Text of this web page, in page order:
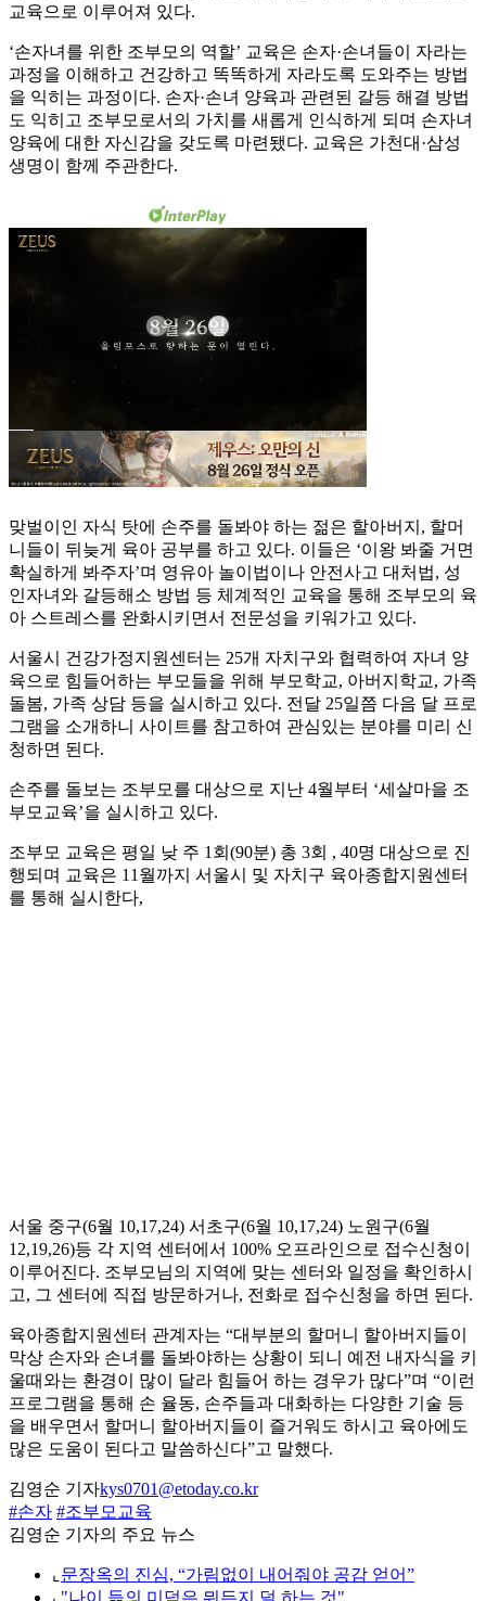
교육으로 이루어져 있다.
‘손자녀를 위한 조부모의 역할’ 교육은 손자·손녀들이 자라는
과정을 이해하고 건강하고 똑똑하게 자라도록 도와주는 방법
을 익히는 과정이다. 손자·손녀 양육과 관련된 갈등 해결 방법
도 익히고 조부모로서의 가치를 새롭게 인식하게 되며 손자녀
양육에 대한 자신감을 갖도록 마련됐다. 교육은 가천대·삼성
생명이 함께 주관한다.
맞벌이인 자식 탓에 손주를 돌봐야 하는 젊은 할아버지, 할머
니들이 뒤늦게 육아 공부를 하고 있다. 이들은 ‘이왕 봐줄 거면
확실하게 봐주자’며 영유아 놀이법이나 안전사고 대처법, 성
인자녀와 갈등해소 방법 등 체계적인 교육을 통해 조부모의 육
아 스트레스를 완화시키면서 전문성을 키워가고 있다.
서울시 건강가정지원센터는 25개 자치구와 협력하여 자녀 양
육으로 힘들어하는 부모들을 위해 부모학교, 아버지학교, 가족
돌봄, 가족 상담 등을 실시하고 있다. 전달 25일쯤 다음 달 프로
그램을 소개하니 사이트를 참고하여 관심있는 분야를 미리 신
청하면 된다.
손주를 돌보는 조부모를 대상으로 지난 4월부터 ‘세살마을 조
부모교육’을 실시하고 있다.
조부모 교육은 평일 낮 주 1회(90분) 총 3회 , 40명 대상으로 진
행되며 교육은 11월까지 서울시 및 자치구 육아종합지원센터
를 통해 실시한다,
서울 중구(6월 10,17,24) 서초구(6월 10,17,24) 노원구(6월
12,19,26)등 각 지역 센터에서 100% 오프라인으로 접수신청이
이루어진다. 조부모님의 지역에 맞는 센터와 일정을 확인하시
고, 그 센터에 직접 방문하거나, 전화로 접수신청을 하면 된다.
육아종합지원센터 관계자는 “대부분의 할머니 할아버지들이
막상 손자와 손녀를 돌봐야하는 상황이 되니 예전 내자식을 키
울때와는 환경이 많이 달라 힘들어 하는 경우가 많다”며 “이런
프로그램을 통해 손 율동, 손주들과 대화하는 다양한 기술 등
을 배우면서 할머니 할아버지들이 즐거워도 하시고 육아에도
많은 도움이 된다고 말씀하신다”고 말했다.
김영순 기자kys0701@etoday.co.kr
#손자 #조부모교육
김영순 기자의 주요 뉴스
⌞ 문장옥의 진심, “가림없이 내어줘야 공감 얻어”